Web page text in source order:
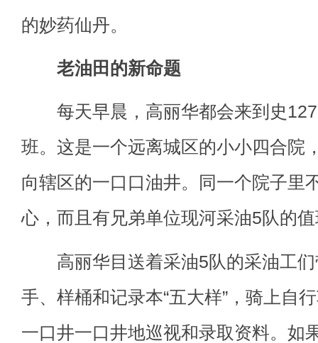
的妙药仙丹。
老油田的新命题
每天早晨，高丽华都会来到史127
班。这是一个远离城区的小小四合院
向辖区的一口口油井。同一个院子里
心，而且有兄弟单位现河采油5队的
高丽华目送着采油5队的采油工们
手、样桶和记录本“五大样”，骑上自
一口井一口井地巡视和录取资料。如